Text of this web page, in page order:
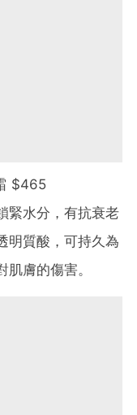
$465
緊水分，有抗衰老
明質酸，可持久為
膚的傷害。